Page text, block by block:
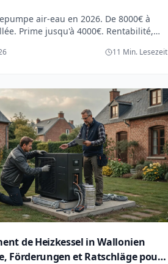
air-eau en 2026. De 8000€ à
Prime jusqu'à 4000€. Rentabilité,
11 Min. Lesezeit
de Heizkessel in Wallonien
Förderungen et Ratschläge pour